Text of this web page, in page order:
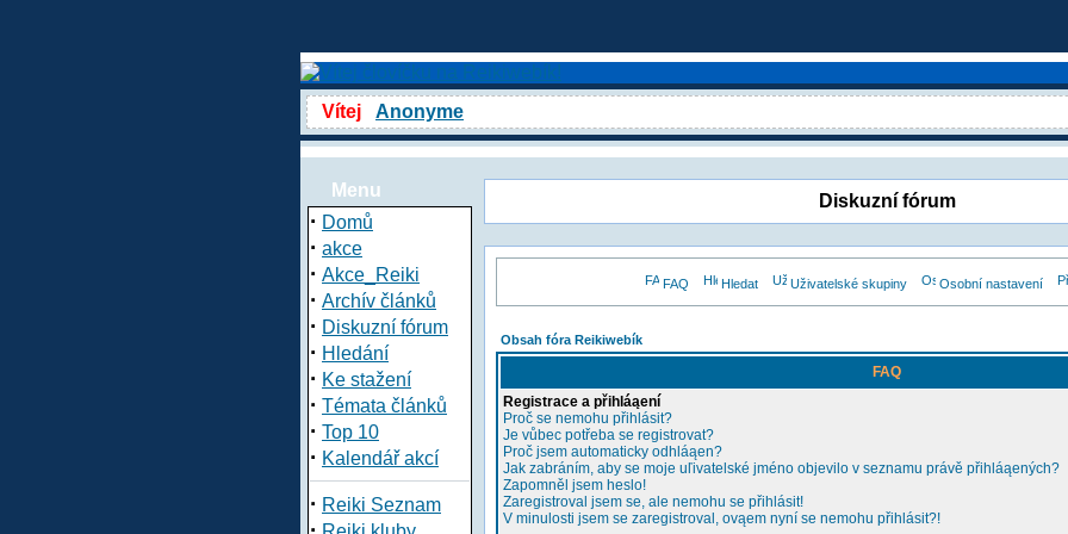
Vítej Anonyme
Menu
· Domů
· akce
· Akce_Reiki
· Archív článků
· Diskuzní fórum
· Hledání
· Ke stažení
· Témata článků
· Top 10
· Kalendář akcí
· Reiki Seznam
Diskuzní fórum
FAQ Hledat Uživatelské skupiny Osobní nastavení
Obsah fóra Reikiwebík
FAQ
Registrace a přihláąení
Proč se nemohu přihlásit?
Je vůbec potřeba se registrovat?
Proč jsem automaticky odhláąen?
Jak zabráním, aby se moje uľivatelské jméno objevilo v seznamu právě přihláąených?
Zapomněl jsem heslo!
Zaregistroval jsem se, ale nemohu se přihlásit!
V minulosti jsem se zaregistroval, ovąem nyní se nemohu přihlásit?!